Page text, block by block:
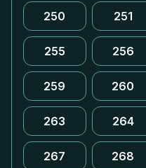
250 251
255 256
259 260
263 264
267 268